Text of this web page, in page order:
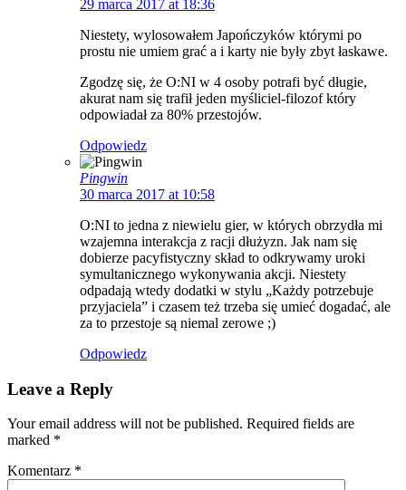
29 marca 2017 at 18:36
Niestety, wylosowałem Japończyków którymi po
prostu nie umiem grać a i karty nie były zbyt łaskawe.
Zgodzę się, że O:NI w 4 osoby potrafi być długie,
akurat nam się trafił jeden myśliciel-filozof który
odpowiadał za 80% przestojów.
Odpowiedz
Pingwin
30 marca 2017 at 10:58
O:NI to jedna z niewielu gier, w których obrzydła mi
wzajemna interakcja z racji dłużyzn. Jak nam się
dobierze pacyfistyczny skład to odkrywamy uroki
symultanicznego wykonywania akcji. Niestety
odpadają wtedy dodatki w stylu „Każdy potrzebuje
przyjaciela” i czasem też trzeba się umieć dogadać, ale
za to przestoje są niemal zerowe ;)
Odpowiedz
Leave a Reply
Your email address will not be published. Required fields are
marked *
Komentarz *